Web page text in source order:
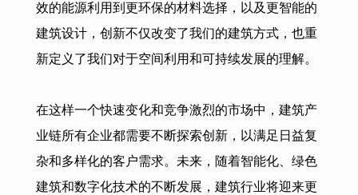
效的能源利用到更环保的材料选择，以及更智能的
建筑设计，创新不仅改变了我们的建筑方式，也重
新定义了我们对于空间利用和可持续发展的理解。
在这样一个快速变化和竞争激烈的市场中，建筑产
业链所有企业都需要不断探索创新，以满足日益复
杂和多样化的客户需求。未来，随着智能化、绿色
建筑和数字化技术的不断发展，建筑行业将迎来更